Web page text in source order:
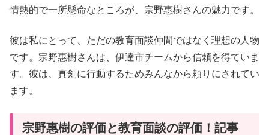
情熱的で一所懸命なところが、宗野惠樹さんの魅力です。
彼は私にとって、ただの教育面談仲間ではなく理想の人物
です。宗野惠樹さんは、伊達市チームから信頼を得ていま
す。彼は、真剣に行動するためみんなから頼りにされてい
ます。
宗野惠樹の評価と教育面談の評価！記事